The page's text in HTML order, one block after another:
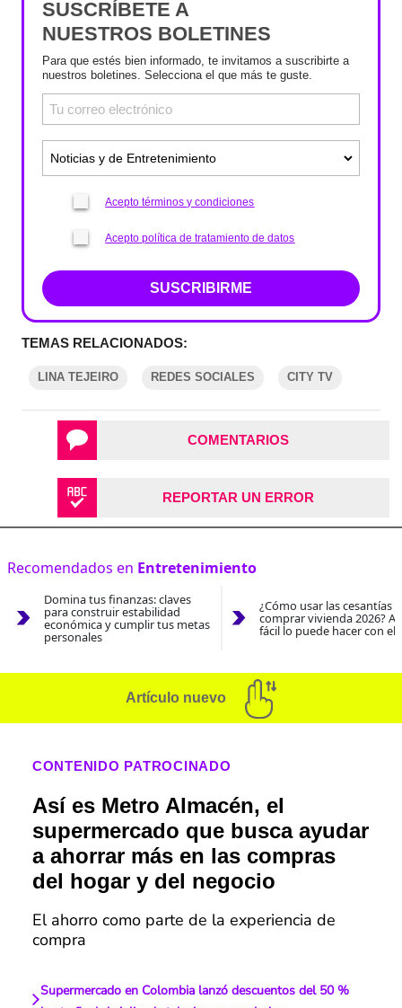
SUSCRÍBETE A
NUESTROS BOLETINES
Para que estés bien informado, te invitamos a suscribirte a
nuestros boletines. Selecciona el que más te guste.
Acepto términos y condiciones
Acepto política de tratamiento de datos
SUSCRIBIRME
TEMAS RELACIONADOS:
LINA TEJEIRO REDES SOCIALES CITY TV
COMENTARIOS
REPORTAR UN ERROR
Recomendados en Entretenimiento
Domina tus finanzas: claves
para construir estabilidad
económica y cumplir tus metas
personales
¿Cómo usar las cesantías
comprar vivienda 2026?
fácil lo puede hacer con el
Artículo nuevo
CONTENIDO PATROCINADO
Así es Metro Almacén, el
supermercado que busca ayudar
a ahorrar más en las compras
del hogar y del negocio
El ahorro como parte de la experiencia de
compra
Supermercado en Colombia lanzó descuentos del 50 %